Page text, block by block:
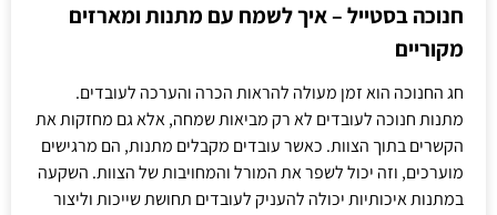
חנוכה בסטייל – איך לשמח עם מתנות ומארזים
מקוריים
חג החנוכה הוא זמן מעולה להראות הכרה והערכה לעובדים.
מתנות חנוכה לעובדים לא רק מביאות שמחה, אלא גם מחזקות את
הקשרים בתוך הצוות. כאשר עובדים מקבלים מתנות, הם מרגישים
מוערכים, וזה יכול לשפר את המורל והמחויבות של הצוות. השקעה
במתנות איכותיות יכולה להעניק לעובדים תחושת שייכות וליצור